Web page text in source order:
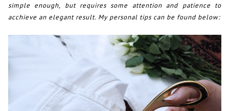
simple enough, but requires some attention and patience to
acchieve an elegant result. My personal tips can be found below: